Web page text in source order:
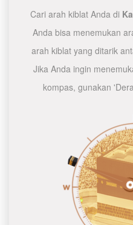
Cari arah kiblat Anda di
Anda bisa menemukan
arah kiblat yang ditarik
Jika Anda ingin
kompas, gunakan